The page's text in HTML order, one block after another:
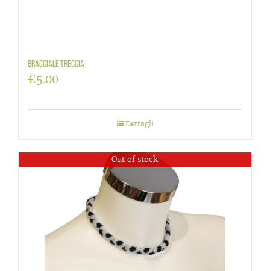
Bracciale treccia
€5.00
Dettagli
Out of stock